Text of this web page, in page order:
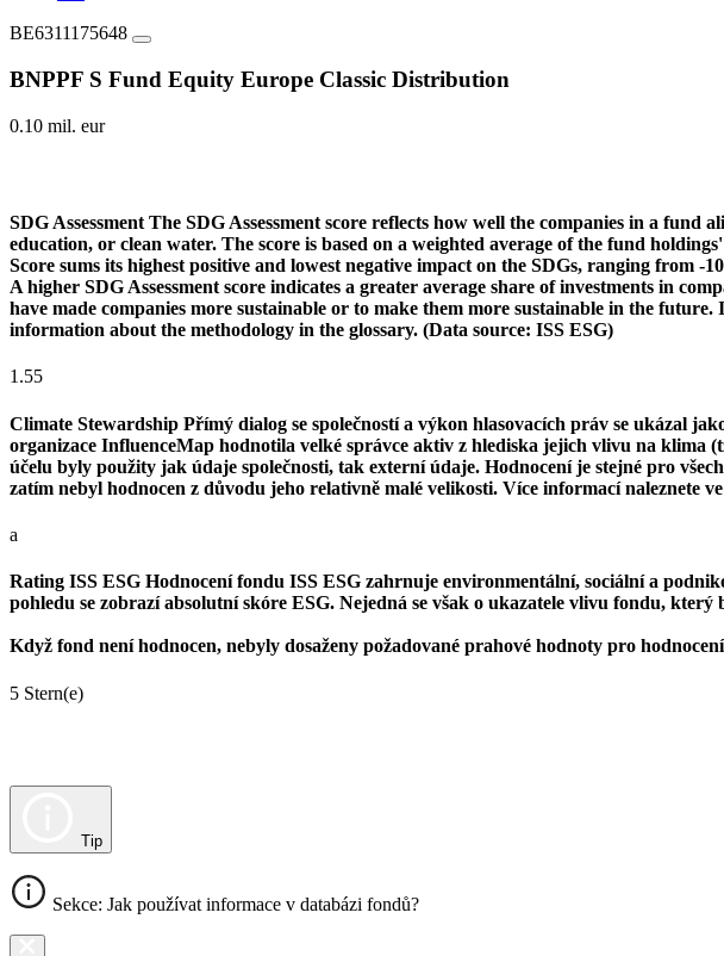
BE6311175648
BNPPF S Fund Equity Europe Classic Distribution
0.10 mil. eur
SDG Assessment The SDG Assessment score reflects how well the companies in a fund
education, or clean water. The score is based on a weighted average of the fund
Score sums its highest positive and lowest negative impact on the SDGs, ranging from -
A higher SDG Assessment score indicates a greater average share of investments in
have made companies more sustainable or to make them more sustainable in the
information about the methodology in the glossary. (Data source: ISS ESG)
1.55
Climate Stewardship Přímý dialog se společností a výkon hlasovacích práv se ukázal
organizace InfluenceMap hodnotila velké správce aktiv z hlediska jejich vlivu na klima
účelu byly použity jak údaje společnosti, tak externí údaje. Hodnocení je stejné pro
zatím nebyl hodnocen z důvodu jeho relativně malé velikosti. Více informací naleznete
a
Rating ISS ESG Hodnocení fondu ISS ESG zahrnuje environmentální, sociální a
pohledu se zobrazí absolutní skóre ESG. Nejedná se však o ukazatele vlivu fondu,
Když fond není hodnocen, nebyly dosaženy požadované prahové hodnoty pro
5 Stern(e)
Tip
Sekce: Jak používat informace v databázi fondů?